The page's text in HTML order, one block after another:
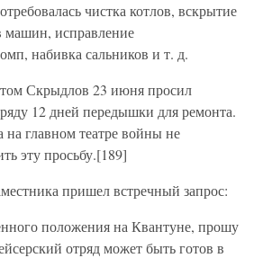
чистка котлов, вскрытие
исправление
набивка сальников и т. д.
Скрыдлов 23 июня просил
12 дней передышки для ремонта.
на главном театре войны не
эту просьбу.[189]
пришел встречный запрос:
положения на Квантуне, прошу
отряд может быть готов в